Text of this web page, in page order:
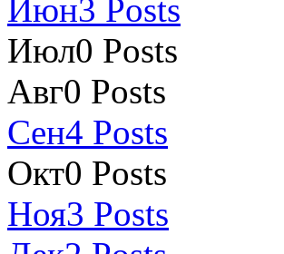
Июн3 Posts
Июл0 Posts
Авг0 Posts
Сен4 Posts
Окт0 Posts
Ноя3 Posts